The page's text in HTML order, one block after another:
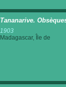
Tananarive.
1903
Madagascar, Île de